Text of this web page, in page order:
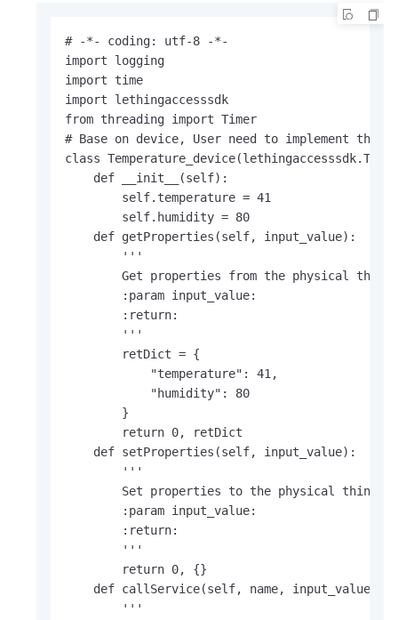
# -*- coding: utf-8 -*-
import logging
import time
import lethingaccesssdk
from threading import Timer
# Base on device, User need to implement
class
    def __init__(self):
        self.temperature = 41
        self.humidity = 80
    def getProperties(self, input_value):
        '''
Get properties from the physical thing
        :param input_value:
        :return:
        '''
        retDict = {
            "temperature": 41,
            "humidity": 80
        }
        return 0, retDict
    def setProperties(self, input_value):
        '''
Set properties to the physical thing
        :param input_value:
        :return:
        '''
        return 0, {}
    def callService(self, name, input_value):
        '''